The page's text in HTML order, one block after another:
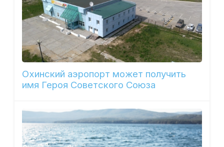
Охинский аэропорт может получить
имя Героя Советского Союза